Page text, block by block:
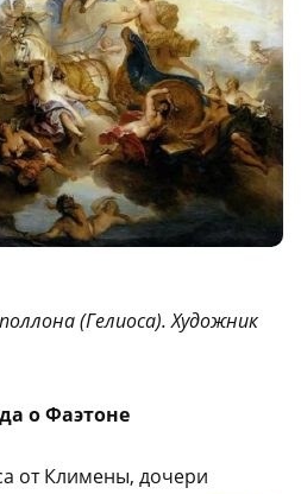
(Гелиоса). Художник
о Фаэтоне
от Климены, дочери